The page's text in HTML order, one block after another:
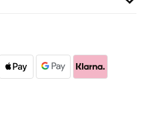
zuhause gekauft und bis jetzt